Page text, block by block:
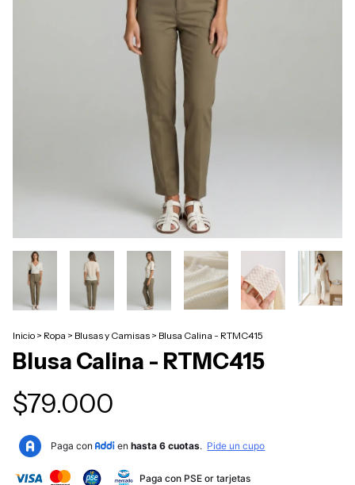
Inicio > Ropa > Blusas y Camisas > Blusa Calina - RTMC415
Blusa Calina - RTMC415
$79.000
Paga con PSE or tarjetas